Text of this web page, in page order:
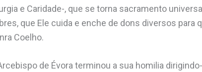
e Caridade-, que se torna sacramento
que Ele cuida e enche de dons diversos para
Coelho.
de Évora terminou a sua homilia